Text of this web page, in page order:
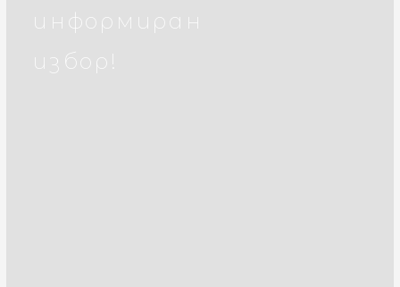
информиран
избор!